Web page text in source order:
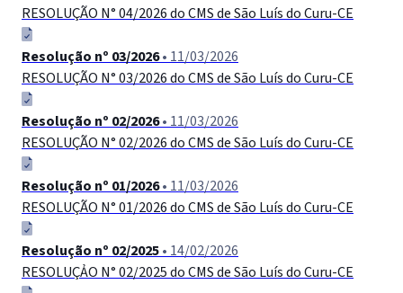
RESOLUÇÃO N° 04/2026 do CMS de São Luís do Curu-СЕ
Resolução nº 03/2026• 11/03/2026
RESOLUÇÃO N° 03/2026 do CMS de São Luís do Curu-СЕ
Resolução nº 02/2026• 11/03/2026
RESOLUÇÃO N° 02/2026 do CMS de São Luís do Curu-CE
Resolução nº 01/2026• 11/03/2026
RESOLUÇÃO N° 01/2026 do CMS de São Luís do Curu-CE
Resolução nº 02/2025• 14/02/2026
RESOLUÇẢO N° 02/2025 do CMS de São Luís do Curu-CE